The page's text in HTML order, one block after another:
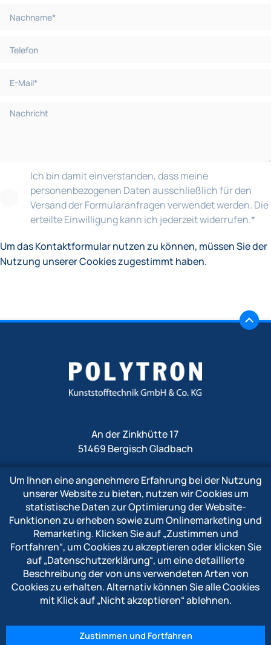
Ich bin damit einverstanden, dass meine
personenbezogenen Daten ausschließlich für den
Versand der Formularanfragen verwendet werden. Die
erteilte Einwilligung kann ich jederzeit widerrufen.*
Um das Kontaktformular nutzen zu können, müssen Sie der
Nutzung unserer Cookies zugestimmt haben.
An der Zinkhütte 17
51469 Bergisch Gladbach
Fon+49 2202 1009 0
Fax +49 2202 1009 333
Mailinfo@polytron-gmbh.de
www.polytron-gmbh.de
» Datenschutzerklärung
» Impressum
» Hinweisgebersystem
Um Ihnen eine angenehmere Erfahrung bei der Nutzung
unserer Website zu bieten, nutzen wir Cookies um
statistische Daten zur Optimierung der Website-
Funktionen zu erheben sowie zum Onlinemarketing und
Remarketing. Klicken Sie auf„Zustimmen und
Fortfahren“, um Cookies zu akzeptieren oder klicken Sie
auf„Datenschutzerklärung“, um eine detaillierte
Beschreibung der von uns verwendeten Arten von
Cookies zu erhalten. Alternativ können Sie alle Cookies
mit Klick auf„Nicht akzeptieren“ablehnen.
Zustimmen und Fortfahren